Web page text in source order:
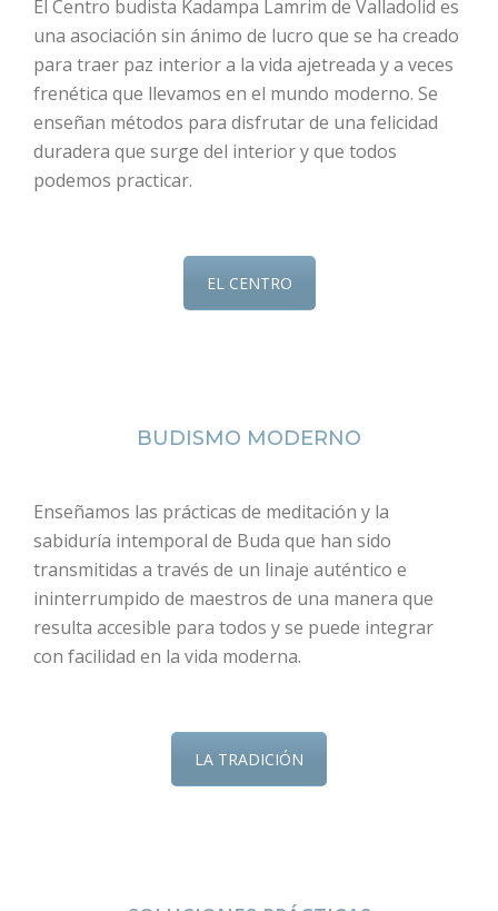
El Centro budista Kadampa Lamrim de Valladolid es
una asociación sin ánimo de lucro que se ha creado
para traer paz interior a la vida ajetreada y a veces
frenética que llevamos en el mundo moderno. Se
enseñan métodos para disfrutar de una felicidad
duradera que surge del interior y que todos
podemos practicar.
EL CENTRO
BUDISMO MODERNO
Enseñamos las prácticas de meditación y la
sabiduría intemporal de Buda que han sido
transmitidas a través de un linaje auténtico e
ininterrumpido de maestros de una manera que
resulta accesible para todos y se puede integrar
con facilidad en la vida moderna.
LA TRADICIÓN